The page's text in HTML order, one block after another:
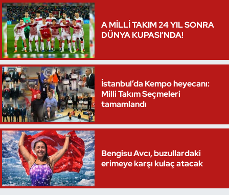
A MİLLİ TAKIM 24 YIL SONRA
DÜNYA KUPASI’NDA!
İstanbul’da Kempo heyecanı:
Milli Takım Seçmeleri
tamamlandı
Bengisu Avcı, buzullardaki
erimeye karşı kulaç atacak
Triatlon
Voleybol
Vücut Geliştirme Fitness
Wushu Kungfu
Yelken
Yüzme